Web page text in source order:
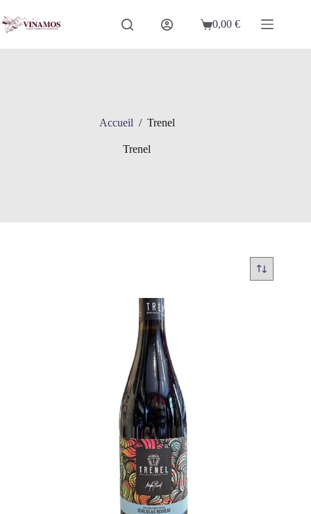
au
contenu
Panier
0,00€
Accueil / Trenel
Trenel